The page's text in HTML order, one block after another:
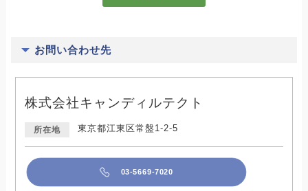
お問い合わせ先
株式会社キャンディルテクト
所在地 東京都江東区常盤1-2-5
03-5669-7020